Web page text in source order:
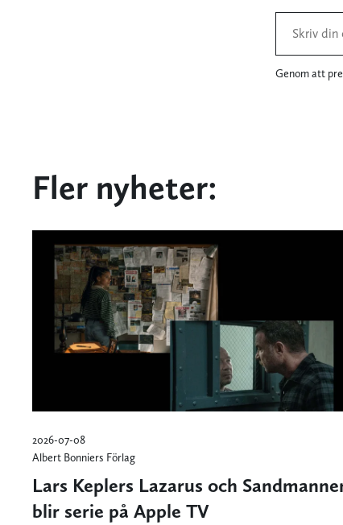
Genom att
Fler nyheter:
2026-07-08
Albert Bonniers Förlag
Lars Keplers Lazarus och
blir serie på Apple TV